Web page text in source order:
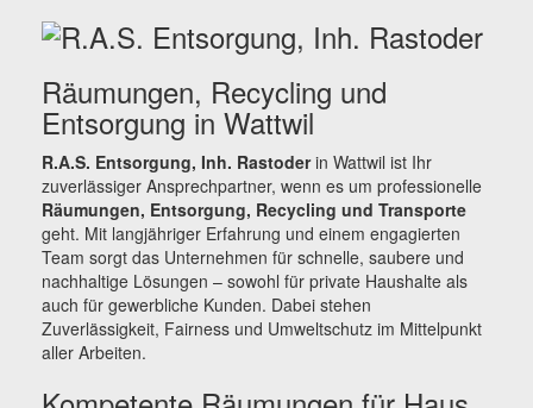
Räumungen, Recycling und
Entsorgung in Wattwil
R.A.S. Entsorgung, Inh. Rastoderin Wattwil ist Ihr
zuverlässiger Ansprechpartner, wenn es um professionelle
Räumungen, Entsorgung, Recycling und Transporte
geht. Mit langjähriger Erfahrung und einem engagierten
Team sorgt das Unternehmen für schnelle, saubere und
nachhaltige Lösungen – sowohl für private Haushalte als
auch für gewerbliche Kunden. Dabei stehen
Zuverlässigkeit, Fairness und Umweltschutz im Mittelpunkt
aller Arbeiten.